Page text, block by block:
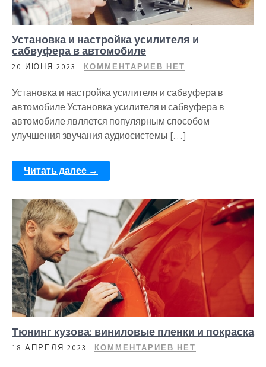
Установка и настройка усилителя и
сабвуфера в автомобиле
20 ИЮНЯ 2023 КОММЕНТАРИЕВ НЕТ
Установка и настройка усилителя и сабвуфера в
автомобиле Установка усилителя и сабвуфера в
автомобиле является популярным способом
улучшения звучания аудиосистемы […]
Читать далее →
Тюнинг кузова: виниловые пленки и покраска
18 АПРЕЛЯ 2023 КОММЕНТАРИЕВ НЕТ